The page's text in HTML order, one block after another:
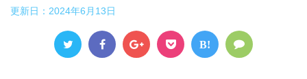
更新日： 2024年6月13日
B!